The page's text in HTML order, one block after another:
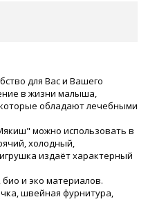
для Вас и Вашего
в жизни малыша,
обладают лечебными
можно использовать в
холодный,
издаёт характерный
и эко материалов.
швейная фурнитура,